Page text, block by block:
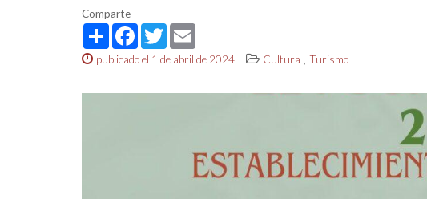
Comparte
ShareFacebook
Twitter
publicado el 1 de abril de 2024 Cultura , Turismo